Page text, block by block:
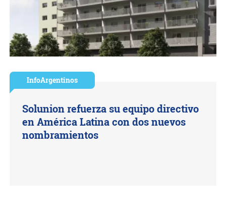
InfoArgentinos
Solunion refuerza su equipo directivo
en América Latina con dos nuevos
nombramientos